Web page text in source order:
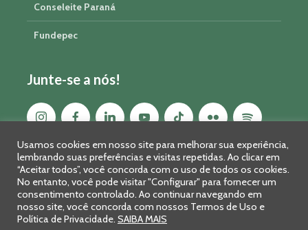
Conseleite Paraná
Fundepec
Junte-se a nós!
Sistema FAEP/SENAR-PR © 2026 · R. Marechal Deodoro, 450, 14º
Usamos cookies em nosso site para melhorar sua experiência,
lembrando suas preferências e visitas repetidas. Ao clicar em
“Aceitar todos”, você concorda com o uso de todos os cookies.
No entanto, você pode visitar "Configurar" para fornecer um
consentimento controlado. Ao continuar navegando em
nosso site, você concorda com nossos Termos de Uso e
Política de Privacidade. SAIBA MAIS